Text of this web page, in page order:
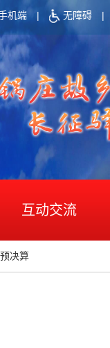
机端 | 无障碍 |
互动交流
决算